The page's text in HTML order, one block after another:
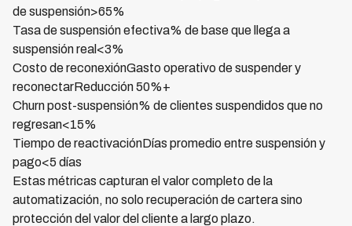
de suspensión>65%
Tasa de suspensión efectiva% de base que llega a
suspensión real<3%
Costo de reconexiónGasto operativo de suspender y
reconectarReducción 50%+
Churn post-suspensión% de clientes suspendidos que no
regresan<15%
Tiempo de reactivaciónDías promedio entre suspensión y
pago<5 días
Estas métricas capturan el valor completo de la
automatización, no solo recuperación de cartera sino
protección del valor del cliente a largo plazo.